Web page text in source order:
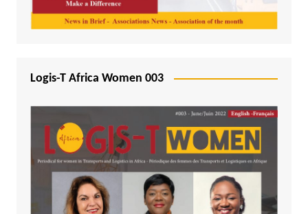
Logis-T Africa Women 003